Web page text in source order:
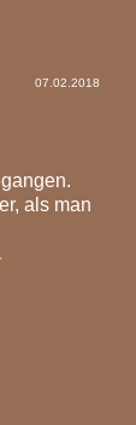
07.02.2018
als man